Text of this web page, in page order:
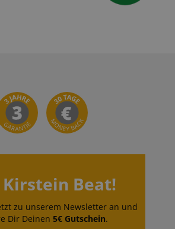
Kirstein Beat!
zu unserem Newsletter an und
Dir Deinen 5€ Gutschein.